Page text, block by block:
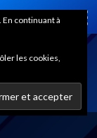
continuant à
les cookies,